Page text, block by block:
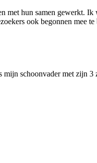
met hun samen gewerkt.
ook begonnen mee
schoonvader met zijn